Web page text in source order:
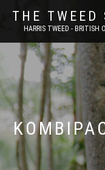
THE TWEED
HARRIS TWEED - BRITISH